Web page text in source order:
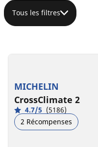
Tous les filtres
MICHELIN
CrossClimate 2
4.7/5 (5186)
2 Récompenses
C
B
C
A
D
C